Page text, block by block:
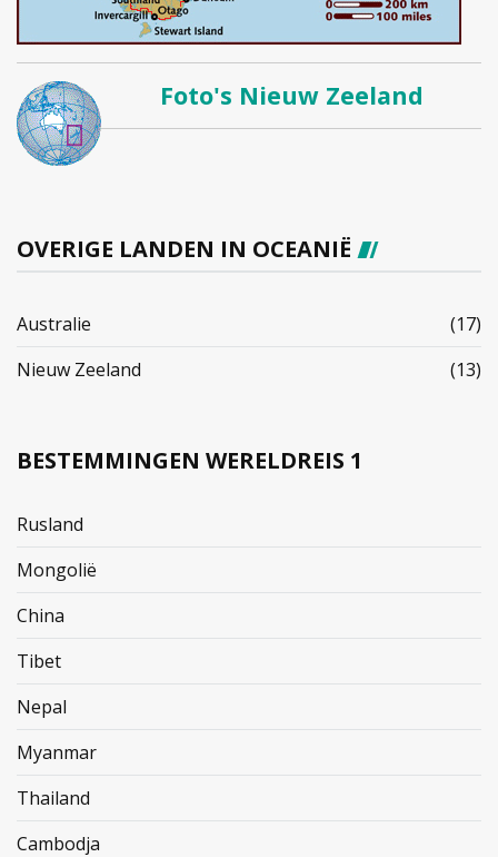
Foto's Nieuw Zeeland
OVERIGE LANDEN IN OCEANIË
Australie
(17)
Nieuw Zeeland
(13)
BESTEMMINGEN WERELDREIS 1
Rusland
Mongolië
China
Tibet
Nepal
Myanmar
Thailand
Cambodja